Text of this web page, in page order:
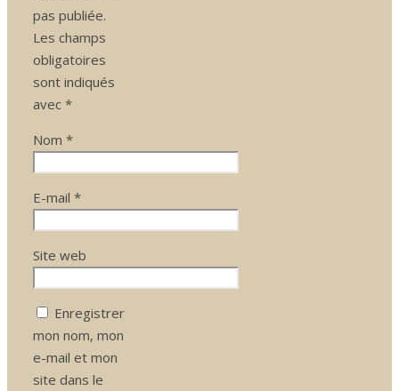
pas publiée.
Les champs
obligatoires
sont indiqués
avec *
Nom *
E-mail *
Site web
Enregistrer
mon nom, mon
e-mail et mon
site dans le